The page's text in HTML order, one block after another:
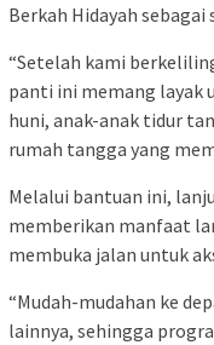
Berkah Hidayah
“Setelah kami
panti ini memang layak
huni, anak-anak tidur
rumah tangga yang
Melalui bantuan ini,
memberikan manfaat
membuka jalan untuk
“Mudah-mudahan ke
lainnya, sehingga